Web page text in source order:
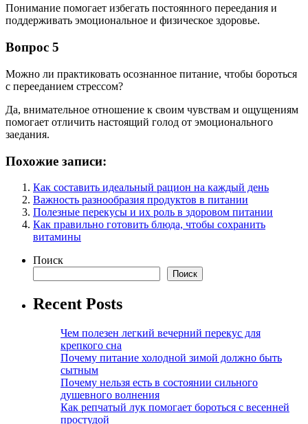
Понимание помогает избегать постоянного переедания и
поддерживать эмоциональное и физическое здоровье.
Вопрос 5
Можно ли практиковать осознанное питание, чтобы бороться
с перееданием стрессом?
Да, внимательное отношение к своим чувствам и ощущениям
помогает отличить настоящий голод от эмоционального
заедания.
Похожие записи:
Как составить идеальный рацион на каждый день
Важность разнообразия продуктов в питании
Полезные перекусы и их роль в здоровом питании
Как правильно готовить блюда, чтобы сохранить
витамины
Поиск
Поиск
Recent Posts
Чем полезен легкий вечерний перекус для
крепкого сна
Почему питание холодной зимой должно быть
сытным
Почему нельзя есть в состоянии сильного
душевного волнения
Как репчатый лук помогает бороться с весенней
простудой